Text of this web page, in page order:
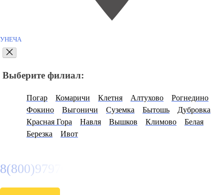
УНЕЧА
Выберите филиал:
Погар Комаричи Клетня Алтухово
Рогнедино
Фокино
Выгоничи Суземка Бытошь
Дубровка
Красная Гора
Навля Вышков Климово
Белая
Березка
Ивот
8(800)9797043